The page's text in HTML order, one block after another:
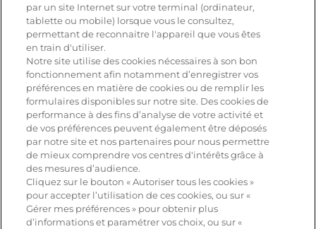
par un site Internet sur votre terminal (ordinateur,
tablette ou mobile) lorsque vous le consultez,
permettant de reconnaitre l'appareil que vous êtes
en train d'utiliser.
Notre site utilise des cookies nécessaires à son bon
fonctionnement afin notamment d’enregistrer vos
préférences en matière de cookies ou de remplir les
formulaires disponibles sur notre site. Des cookies de
performance à des fins d’analyse de votre activité et
de vos préférences peuvent également être déposés
par notre site et nos partenaires pour nous permettre
de mieux comprendre vos centres d'intérêts grâce à
des mesures d’audience.
Cliquez sur le bouton « Autoriser tous les cookies »
pour accepter l’utilisation de ces cookies, ou sur «
Gérer mes préférences » pour obtenir plus
d’informations et paramétrer vos choix, ou sur «